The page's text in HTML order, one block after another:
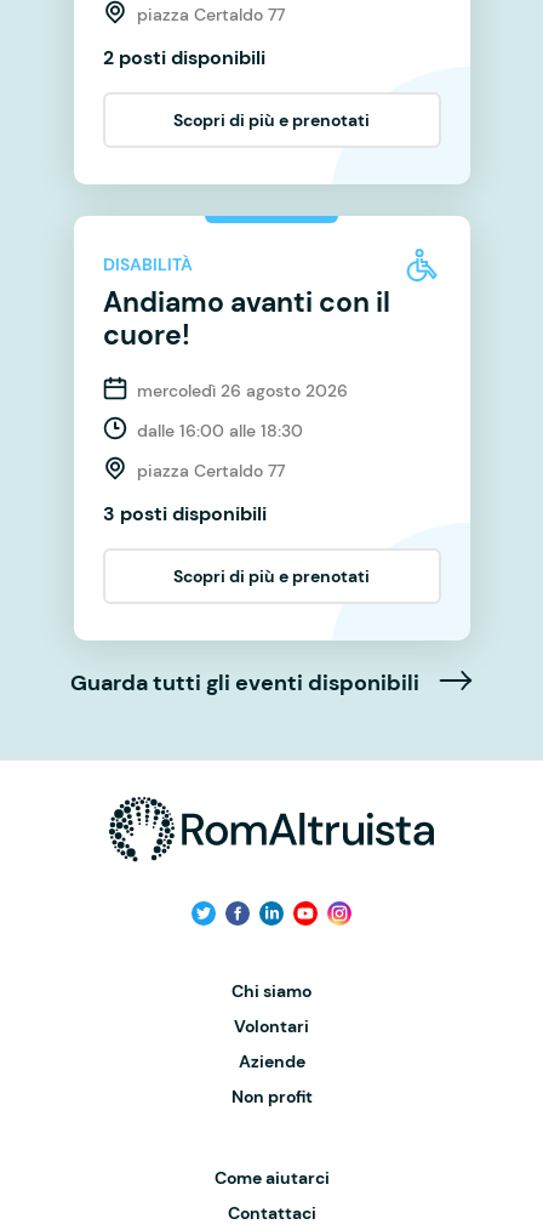
piazza Certaldo 77
2 posti disponibili
Scopri di più e prenotati
DISABILITÀ
Andiamo avanti con il
cuore!
mercoledì 26 agosto 2026
dalle 16:00 alle 18:30
piazza Certaldo 77
3 posti disponibili
Scopri di più e prenotati
Guarda tutti gli eventi disponibili
Chi siamo
Volontari
Aziende
Non profit
Come aiutarci
Contattaci